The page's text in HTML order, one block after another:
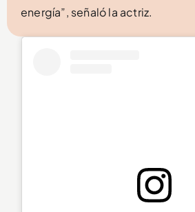
energía”, señaló la actriz.